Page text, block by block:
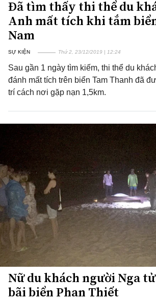
Đã tìm thấy thi thể du
Anh mất tích khi tắm
Nam
SỰ KIỆN Thứ 2, 23/12/2019 | 12:24
Sau gần 1 ngày tìm kiếm, thi thể du
đánh mất tích trên biển Tam Thanh đã
trí cách nơi gặp nạn 1,5km.
Nữ du khách người Nga
bãi biển Phan Thiết